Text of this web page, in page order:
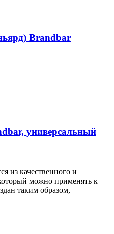
Brandbar
универсальный
из качественного и
можно применять к
таким образом,